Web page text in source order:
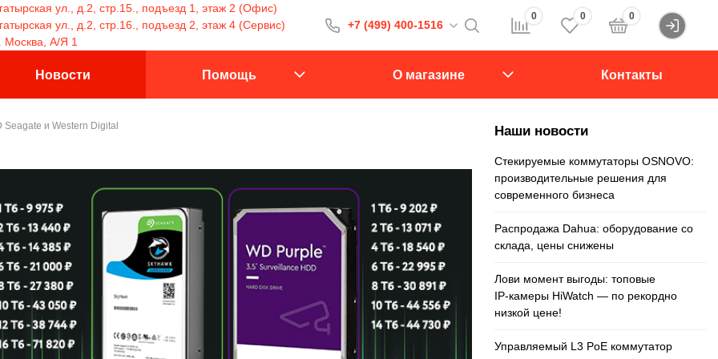
ул., д.2, стр.15., подъезд 1, этаж 2 (Офис)
ул., д.2, стр.16., подъезд 2, этаж 4 (Сервис)
Москва, А/Я 1
+7 (499) 400-1516
+7 (499) 400-1516
С 9:30 до 18:00
0 0 0
Новости Помощь О магазине Контакты
Наши новости
Стекируемые коммутаторы OSNOVO:
производительные решения для
современного бизнеса
Распродажа Dahua: оборудование со
склада, цены снижены
Лови момент выгоды: топовые
IP‑камеры HiWatch — по рекордно
низкой цене!
Управляемый L3 PoE коммутатор
и Western Digital